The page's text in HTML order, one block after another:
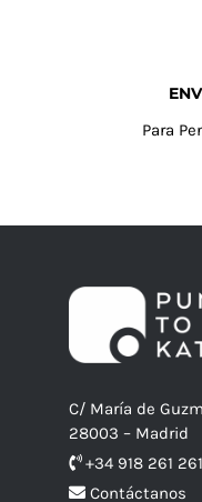
Para
C/ María de
28003 – Madrid
+34 918 261
Contáctanos